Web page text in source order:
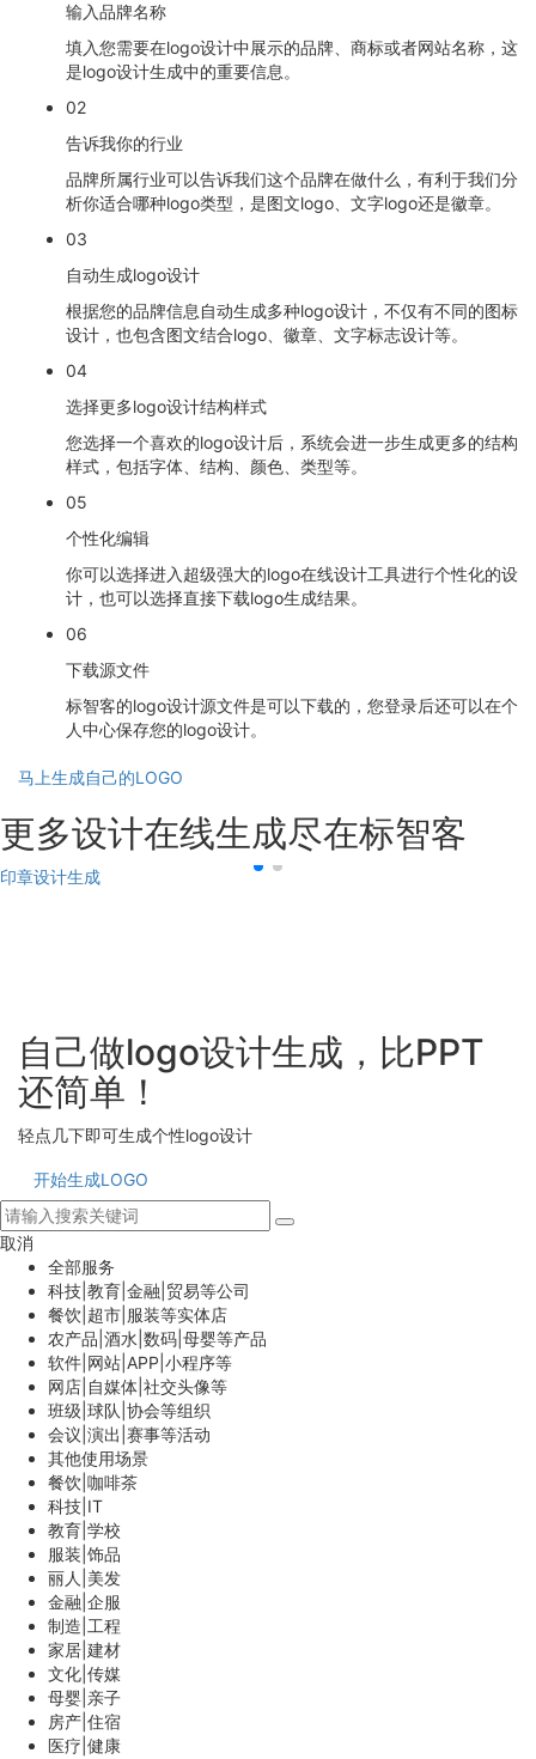
输入品牌名称
填入您需要在logo设计中展示的品牌、商标或者网站名称，这
是logo设计生成中的重要信息。
02
告诉我你的行业
品牌所属行业可以告诉我们这个品牌在做什么，有利于我们分
析你适合哪种logo类型，是图文logo、文字logo还是徽章。
03
自动生成logo设计
根据您的品牌信息自动生成多种logo设计，不仅有不同的图标
设计，也包含图文结合logo、徽章、文字标志设计等。
04
选择更多logo设计结构样式
您选择一个喜欢的logo设计后，系统会进一步生成更多的结构
样式，包括字体、结构、颜色、类型等。
05
个性化编辑
你可以选择进入超级强大的logo在线设计工具进行个性化的设
计，也可以选择直接下载logo生成结果。
06
下载源文件
标智客的logo设计源文件是可以下载的，您登录后还可以在个
人中心保存您的logo设计。
马上生成自己的LOGO
更多设计在线生成尽在标智客
印章设计生成
自己做logo设计生成，比PPT
还简单！
轻点几下即可生成个性logo设计
开始生成LOGO
取消
全部服务
科技|教育|金融|贸易等公司
餐饮|超市|服装等实体店
农产品|酒水|数码|母婴等产品
软件|网站|APP|小程序等
网店|自媒体|社交头像等
班级|球队|协会等组织
会议|演出|赛事等活动
其他使用场景
餐饮|咖啡茶
科技|IT
教育|学校
服装|饰品
丽人|美发
金融|企服
制造|工程
家居|建材
文化|传媒
母婴|亲子
房产|住宿
医疗|健康